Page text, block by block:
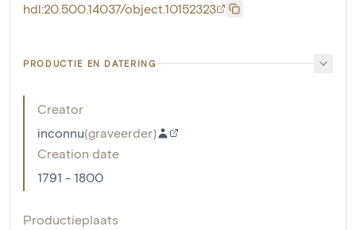
hdl:20.500.14037/object.10152323
PRODUCTIE EN DATERING
Creator
inconnu(graveerder)
Creation date
1791 - 1800
Productieplaats